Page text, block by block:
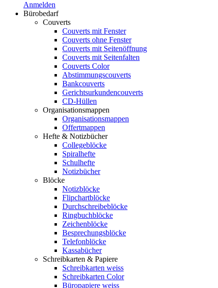
Anmelden
Bürobedarf
Couverts
Couverts mit Fenster
Couverts ohne Fenster
Couverts mit Seitenöffnung
Couverts mit Seitenfalten
Couverts Color
Abstimmungscouverts
Bankcouverts
Gerichtsurkundencouverts
CD-Hüllen
Organisationsmappen
Organisationsmappen
Offertmappen
Hefte & Notizbücher
Collegeblöcke
Spiralhefte
Schulhefte
Notizbücher
Blöcke
Notizblöcke
Flipchartblöcke
Durchschreibeblöcke
Ringbuchblöcke
Zeichenblöcke
Besprechungsblöcke
Telefonblöcke
Kassabücher
Schreibkarten & Papiere
Schreibkarten weiss
Schreibkarten Color
Büropapiere weiss